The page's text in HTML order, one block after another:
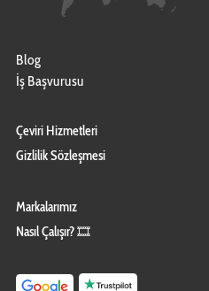
Blog
İş Başvurusu
Çeviri Hizmetleri
Gizlilik Sözleşmesi
Markalarımız
Nasıl Çalışır? 🎞️